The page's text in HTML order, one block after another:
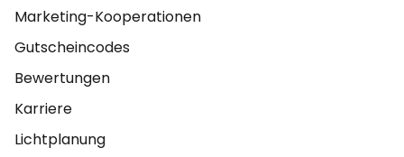
Marketing-Kooperationen
Gutscheincodes
Bewertungen
Karriere
Lichtplanung